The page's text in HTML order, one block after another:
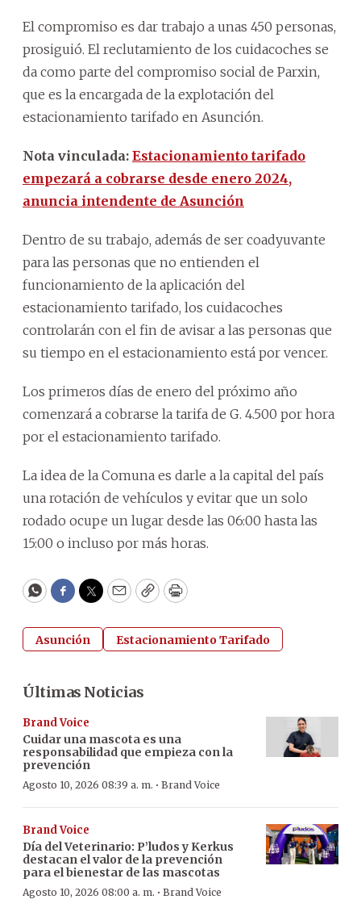
El compromiso es dar trabajo a unas 450 personas,
prosiguió. El reclutamiento de los cuidacoches se
da como parte del compromiso social de Parxin,
que es la encargada de la explotación del
estacionamiento tarifado en Asunción.
Nota vinculada: Estacionamiento tarifado
empezará a cobrarse desde enero 2024,
anuncia intendente de Asunción
Dentro de su trabajo, además de ser coadyuvante
para las personas que no entienden el
funcionamiento de la aplicación del
estacionamiento tarifado, los cuidacoches
controlarán con el fin de avisar a las personas que
su tiempo en el estacionamiento está por vencer.
Los primeros días de enero del próximo año
comenzará a cobrarse la tarifa de G. 4.500 por hora
por el estacionamiento tarifado.
La idea de la Comuna es darle a la capital del país
una rotación de vehículos y evitar que un solo
rodado ocupe un lugar desde las 06:00 hasta las
15:00 o incluso por más horas.
WhatsApp
Facebook
Twitter
EmailCopyPrint
Asunción Estacionamiento Tarifado
Últimas Noticias
Brand Voice
Cuidar una mascota es una
responsabilidad que empieza con la
prevención
Agosto 10, 2026 08:39 a. m. · Brand Voice
Brand Voice
Día del Veterinario: P’ludos y Kerkus
destacan el valor de la prevención
para el bienestar de las mascotas
Agosto 10, 2026 08:00 a. m. · Brand Voice